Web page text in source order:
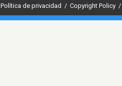
Política de privacidad / Copyright Policy /